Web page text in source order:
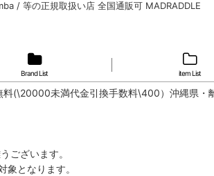
/ 等の正規取扱い店 全国通販可 MADRADDLE
Brand List item List
(\20000未満代金引換手数料\400）沖縄県
ございます。
となります。